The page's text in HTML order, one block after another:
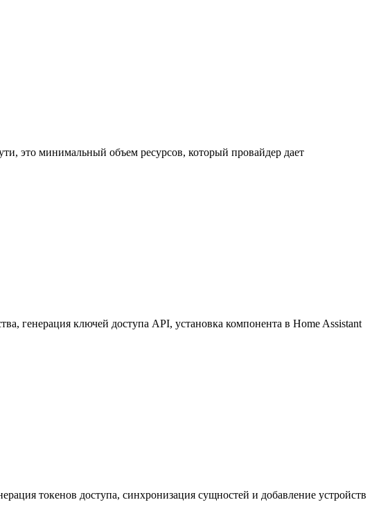
это минимальный объем ресурсов, который провайдер дает
генерация ключей доступа API, установка компонента в Home Assistant
токенов доступа, синхронизация сущностей и добавление устройств